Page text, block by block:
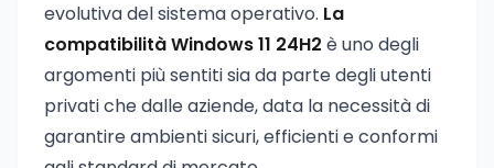
evolutiva del sistema operativo. La
compatibilità Windows 11 24H2 è uno degli
argomenti più sentiti sia da parte degli utenti
privati che dalle aziende, data la necessità di
garantire ambienti sicuri, efficienti e conformi